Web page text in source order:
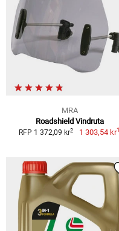
MRA
Roadshield Vindruta
RFP 1 372,09 kr2 1 303,54 kr1